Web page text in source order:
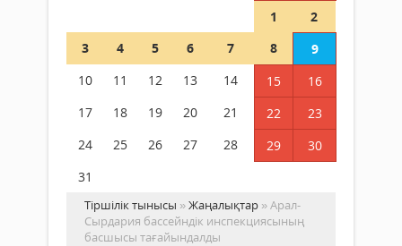
1
2
3
4 5 6 7 8
9
10
11 12 13 14 15
16
17
18 19 20 21 22
23
24
25 26 27 28 29
30
31
Тіршілік тынысы »Жаңалықтар » Арал-
Сырдария бассейндік инспекциясының
басшысы тағайындалды